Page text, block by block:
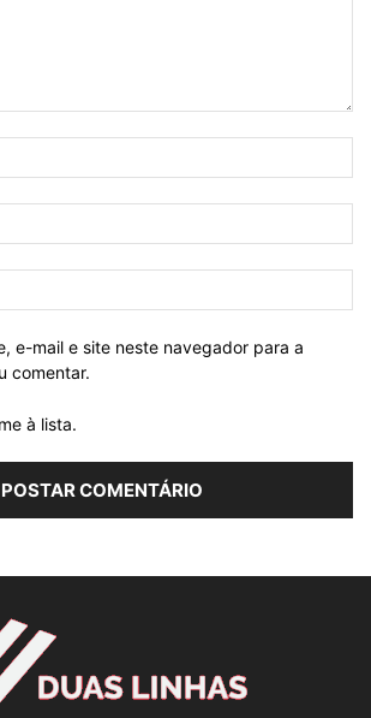
e-mail e site neste navegador para a
comentar.
à lista.